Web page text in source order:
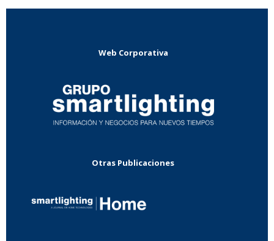
Web Corporativa
Otras Publicaciones